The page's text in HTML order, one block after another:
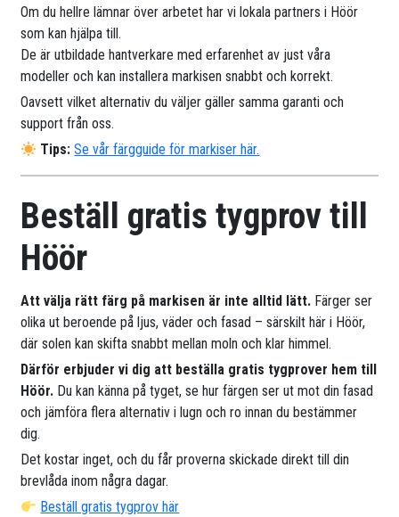
Om du hellre lämnar över arbetet har vi lokala partners i Höör
som kan hjälpa till.
De är utbildade hantverkare med erfarenhet av just våra
modeller och kan installera markisen snabbt och korrekt.
Oavsett vilket alternativ du väljer gäller samma garanti och
support från oss.
Tips: Se vår färgguide för markiser här.
Beställ gratis tygprov till
Höör
Att välja rätt färg på markisen är inte alltid lätt. Färger ser
olika ut beroende på ljus, väder och fasad – särskilt här i Höör,
där solen kan skifta snabbt mellan moln och klar himmel.
Därför erbjuder vi dig att beställa gratis tygprover hem till
Höör. Du kan känna på tyget, se hur färgen ser ut mot din fasad
och jämföra flera alternativ i lugn och ro innan du bestämmer
dig.
Det kostar inget, och du får proverna skickade direkt till din
brevlåda inom några dagar.
Beställ gratis tygprov här